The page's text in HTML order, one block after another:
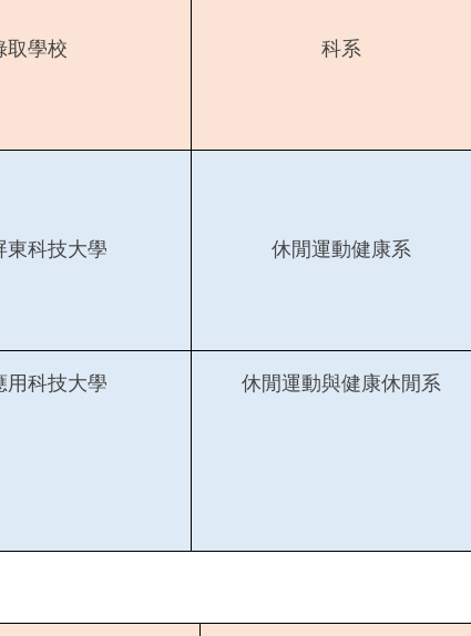
取學校 科系
東科技大學 休閒運動健康系
用科技大學 休閒運動與健康休閒系